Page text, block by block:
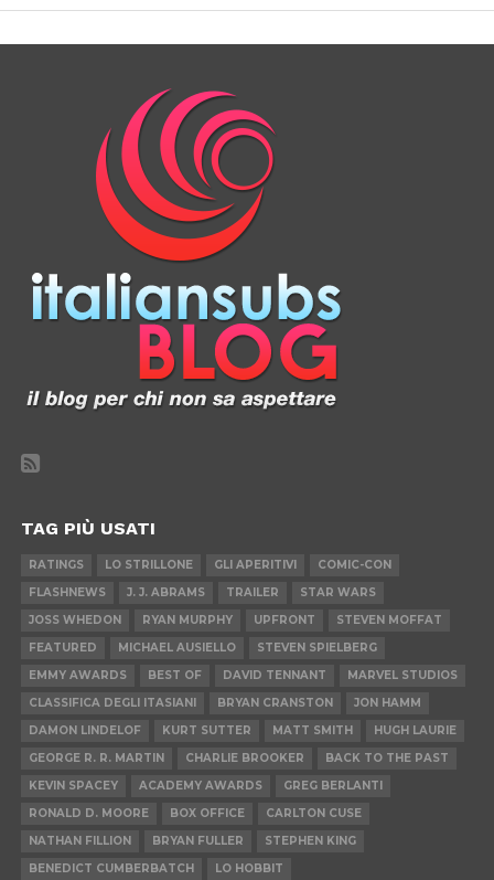
TAG PIÙ USATI
RATINGS LO STRILLONE GLI APERITIVI
COMIC-CON
FLASHNEWS
J. J. ABRAMS TRAILER
STAR WARS
JOSS WHEDON
RYAN MURPHY UPFRONT
STEVEN MOFFAT
FEATURED
MICHAEL AUSIELLO
STEVEN SPIELBERG
EMMY AWARDS
BEST OF DAVID TENNANT
MARVEL STUDIOS
CLASSIFICA DEGLI ITASIANI
BRYAN CRANSTON
JON HAMM
DAMON LINDELOF
KURT SUTTER MATT SMITH
HUGH LAURIE
GEORGE R. R. MARTIN
CHARLIE BROOKER
BACK TO THE PAST
KEVIN SPACEY
ACADEMY AWARDS
GREG BERLANTI
RONALD D. MOORE
BOX OFFICE
CARLTON CUSE
NATHAN FILLION
BRYAN FULLER
STEPHEN KING
BENEDICT CUMBERBATCH
LO HOBBIT